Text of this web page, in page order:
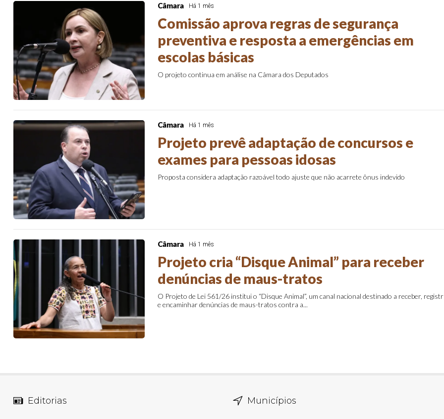
Câmara Há 1 mês
Comissão aprova regras de segurança
preventiva e resposta a emergências em
escolas básicas
O projeto continua em análise na Câmara dos Deputados
Câmara Há 1 mês
Projeto prevê adaptação de concursos e
exames para pessoas idosas
Proposta considera adaptação razoável todo ajuste que não acarrete ônus indevido
Câmara Há 1 mês
Projeto cria “Disque Animal” para receber
denúncias de maus-tratos
O Projeto de Lei 561/26 institui o “Disque Animal”, um canal nacional destinado a receber,
e encaminhar denúncias de maus-tratos contra a...
Editorias Municípios